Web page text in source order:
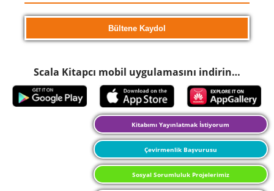
Scala Kitapcı mobil uygulamasını indirin…
Kitabımı Yayınlatmak İstiyorum
Çevirmenlik Başvurusu
Sosyal Sorumluluk Projelerimiz